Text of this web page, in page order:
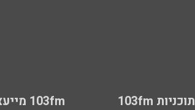
תוכניות 103fm 103fm מייעצים